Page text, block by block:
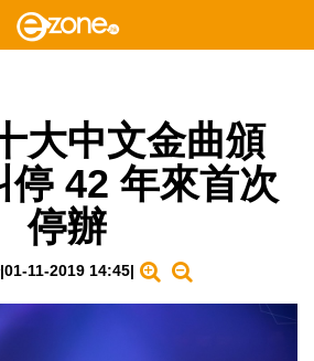
大中文金曲頒
停 42 年來首次
停辦
|01-11-2019 14:45|